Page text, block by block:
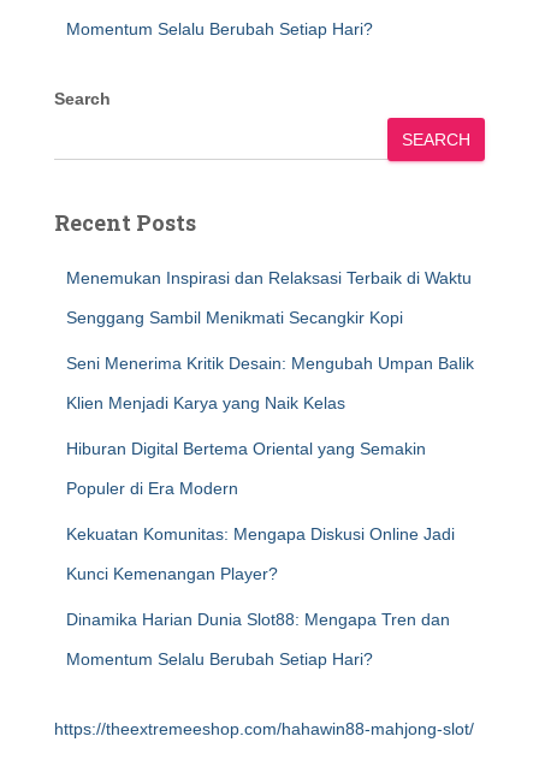
Momentum Selalu Berubah Setiap Hari?
Search
SEARCH
Recent Posts
Menemukan Inspirasi dan Relaksasi Terbaik di Waktu
Senggang Sambil Menikmati Secangkir Kopi
Seni Menerima Kritik Desain: Mengubah Umpan Balik
Klien Menjadi Karya yang Naik Kelas
Hiburan Digital Bertema Oriental yang Semakin
Populer di Era Modern
Kekuatan Komunitas: Mengapa Diskusi Online Jadi
Kunci Kemenangan Player?
Dinamika Harian Dunia Slot88: Mengapa Tren dan
Momentum Selalu Berubah Setiap Hari?
https://theextremeeshop.com/hahawin88-mahjong-slot/